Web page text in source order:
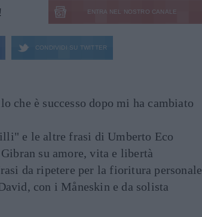
ENTRA NEL NOSTRO CANALE
CONDIVIDI SU TWITTER
che è successo dopo mi ha cambiato
e le altre frasi di Umberto Eco
su amore, vita e libertà
da ripetere per la fioritura personale
con i Måneskin e da solista